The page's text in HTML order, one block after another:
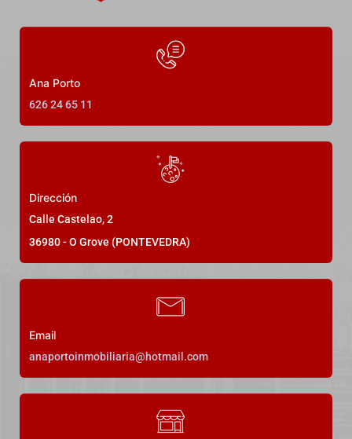
Ana Porto
626 24 65 11
Dirección
Calle Castelao, 2
36980 - O Grove (PONTEVEDRA)
Email
anaportoinmobiliaria@hotmail.com